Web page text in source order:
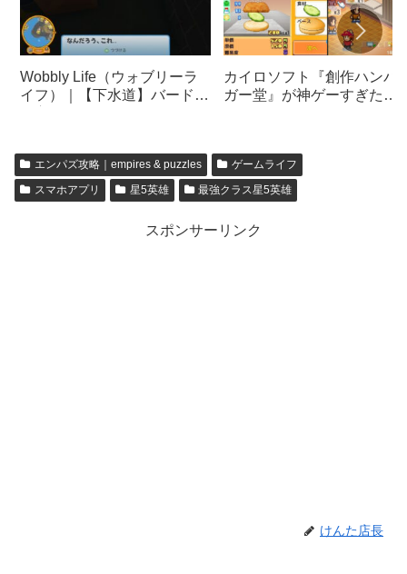
Wobbly Life（ウォブリーラ
イフ）｜【下水道】バードの
カイロソフト『創作ハンバ
ガー堂』が神ゲーすぎた…
エンパズ攻略｜empires & puzzles
ゲームライフ
スマホアプリ
星5英雄 最強クラス星5英雄
スポンサーリンク
けんた店長